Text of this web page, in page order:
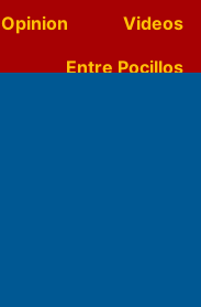
Opinion
Videos
Entre Pocillos